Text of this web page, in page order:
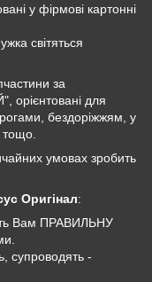
у фірмові картонні
світяться
за
для
бездоріжжям, у
тощо.
умовах зробить
Оригінал:
Вам ПРАВИЛЬНУ
супроводять -